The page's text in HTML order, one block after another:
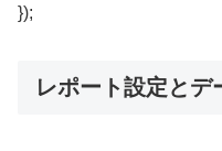
});
レポート設定とデ